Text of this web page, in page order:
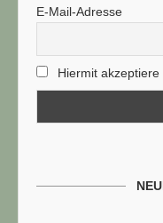
E-Mail-Adresse
Hiermit